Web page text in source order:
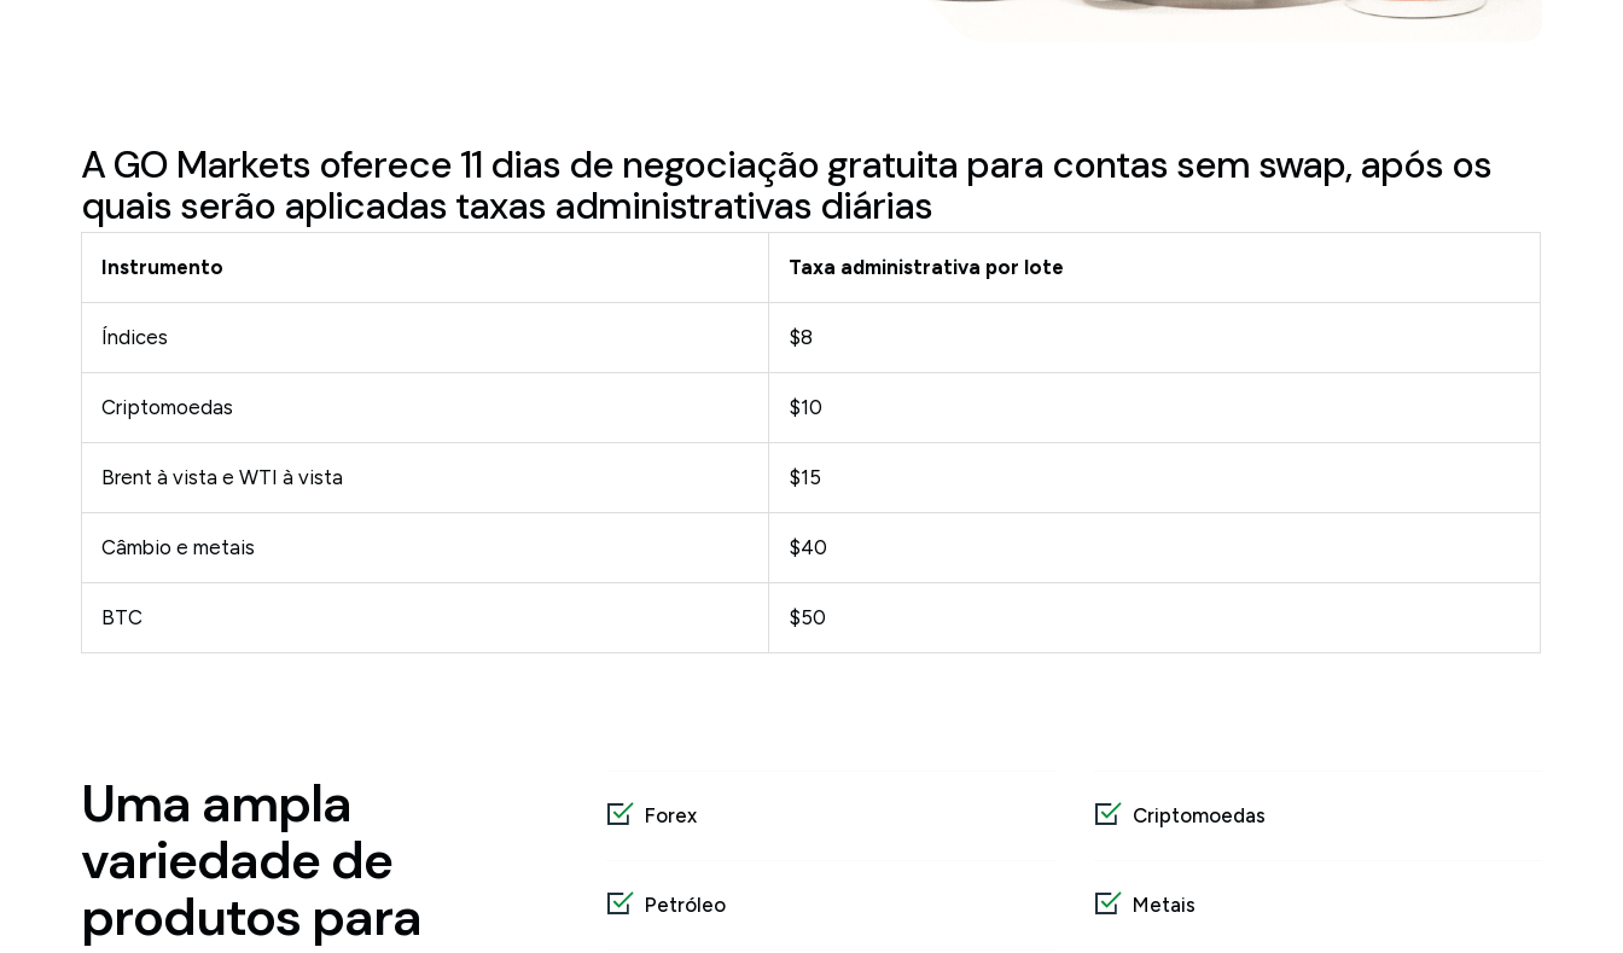
A GO Markets oferece 11 dias de negociação gratuita para contas sem swap, após os
quais serão aplicadas taxas administrativas diárias
Instrumento Taxa administrativa por lote
Índices $8
Criptomoedas $10
Brent à vista e WTI à vista $15
Câmbio e metais $40
BTC $50
Uma ampla
variedade de
produtos para
Forex Criptomoedas
Petróleo Metais